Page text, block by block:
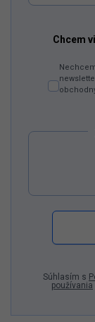
Chcem
Súhlasím s
používania